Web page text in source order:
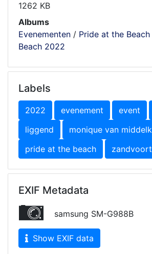
1262 KB
Albums
Evenementen / Pride at the Beach
Beach 2022
Labels
2022 evenement event
liggend
monique van
pride at the beach
zandvoort
EXIF Metadata
samsung SM-G988B
Show EXIF data